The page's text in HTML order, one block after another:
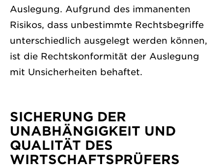
Auslegung. Aufgrund des immanenten
Risikos, dass unbestimmte Rechtsbegriffe
unterschiedlich ausgelegt werden können,
ist die Rechtskonformität der Auslegung
mit Unsicherheiten behaftet.
SICHERUNG DER
UNABHÄNGIGKEIT UND
QUALITÄT DES
WIRTSCHAFTSPRÜFERS